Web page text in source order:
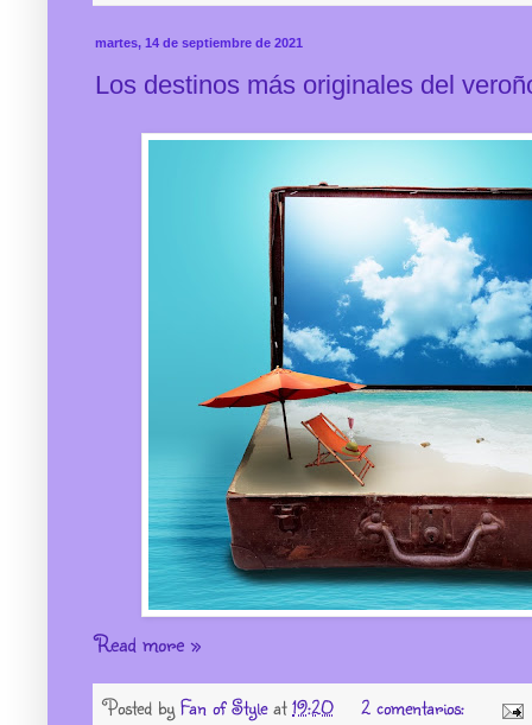
martes, 14 de septiembre de 2021
Los destinos más originales del
Read more »
Posted by Fan of Style at19:20
2 comentarios: